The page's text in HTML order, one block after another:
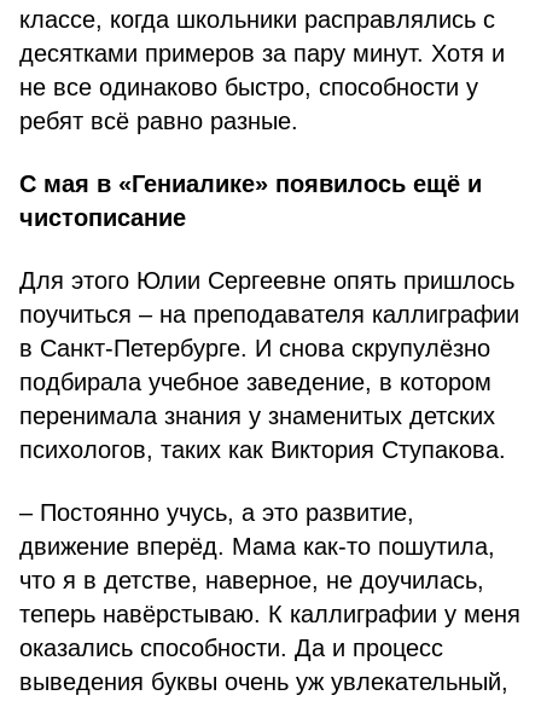
классе, когда школьники расправлялись с
десятками примеров за пару минут. Хотя и
не все одинаково быстро, способности у
ребят всё равно разные.
С мая в «Гениалике» появилось ещё и
чистописание
Для этого Юлии Сергеевне опять пришлось
поучиться – на преподавателя каллиграфии
в Санкт-Петербурге. И снова скрупулёзно
подбирала учебное заведение, в котором
перенимала знания у знаменитых детских
психологов, таких как Виктория Ступакова.
– Постоянно учусь, а это развитие,
движение вперёд. Мама как-то пошутила,
что я в детстве, наверное, не доучилась,
теперь навёрстываю. К каллиграфии у меня
оказались способности. Да и процесс
выведения буквы очень уж увлекательный,